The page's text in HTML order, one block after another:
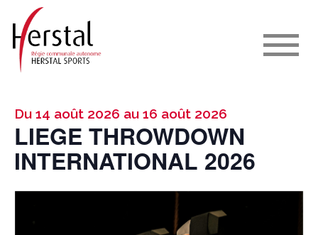
Du 14 août 2026 au 16 août 2026
LIEGE THROWDOWN
INTERNATIONAL 2026